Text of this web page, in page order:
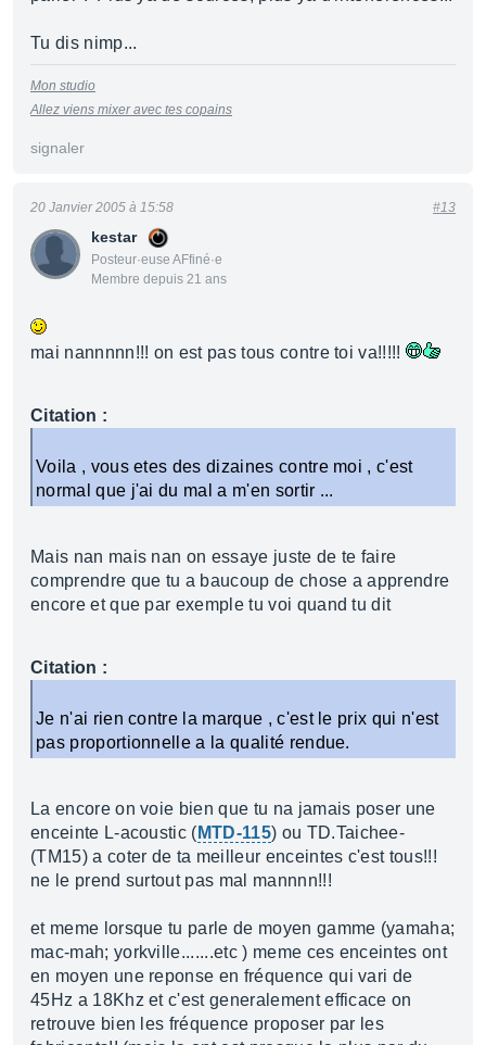
Tu dis nimp...
Mon studio
Allez viens mixer avec tes copains
signaler
kestar
Posteur·euse AFfiné·e
Membre depuis 21 ans
20 Janvier 2005 à 15:58 #13
mai nannnnn!!! on est pas tous contre toi va!!!!!
Citation :
Voila , vous etes des dizaines contre moi , c'est
normal que j'ai du mal a m'en sortir ...
Mais nan mais nan on essaye juste de te faire
comprendre que tu a baucoup de chose a apprendre
encore et que par exemple tu voi quand tu dit
Citation :
Je n'ai rien contre la marque , c'est le prix qui n'est
pas proportionnelle a la qualité rendue.
La encore on voie bien que tu na jamais poser une
enceinte L-acoustic ( MTD-115) ou TD.Taichee-
(TM15) a coter de ta meilleur enceintes c'est tous!!!
ne le prend surtout pas mal mannnn!!!
et meme lorsque tu parle de moyen gamme (yamaha;
mac-mah; yorkville.......etc ) meme ces enceintes ont
en moyen une reponse en fréquence qui vari de
45Hz a 18Khz et c'est generalement efficace on
retrouve bien les fréquence proposer par les